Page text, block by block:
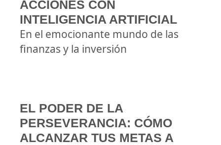
ACCIONES CON
INTELIGENCIA ARTIFICIAL
En el emocionante mundo de las
finanzas y la inversión
EL PODER DE LA
PERSEVERANCIA: CÓMO
ALCANZAR TUS METAS A